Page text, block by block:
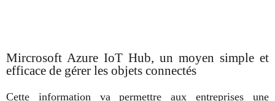
Mircrosoft Azure IoT Hub, un moyen simple et
efficace de gérer les objets connectés
Cette information va permettre aux entreprises une